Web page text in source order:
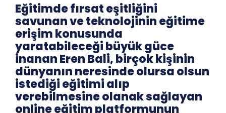
Eğitimde fırsat eşitliğini
savunan ve teknolojinin eğitime
erişim konusunda
yaratabileceği büyük güce
inanan Eren Bali, birçok kişinin
dünyanın neresinde olursa olsun
istediği eğitimi alıp
verebilmesine olanak sağlayan
online eğitim platformunun